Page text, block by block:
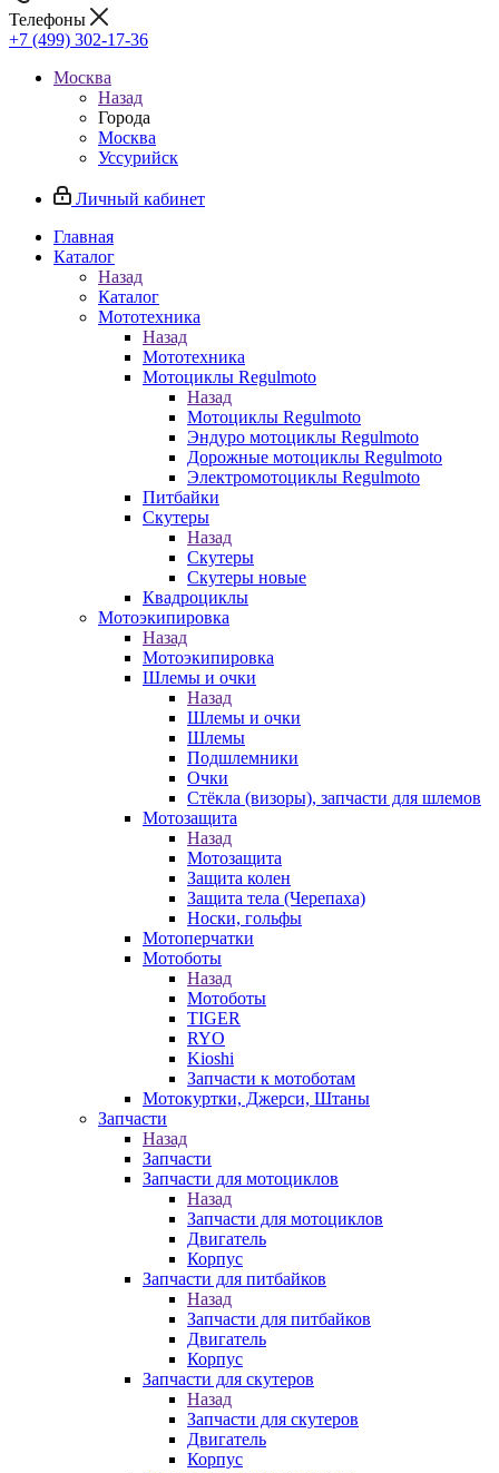
Телефоны
+7 (499) 302-17-36
Москва
Назад
Города
Москва
Уссурийск
Личный кабинет
Главная
Каталог
Назад
Каталог
Мототехника
Назад
Мототехника
Мотоциклы Regulmoto
Назад
Мотоциклы Regulmoto
Эндуро мотоциклы Regulmoto
Дорожные мотоциклы Regulmoto
Электромотоциклы Regulmoto
Питбайки
Скутеры
Назад
Скутеры
Скутеры новые
Квадроциклы
Мотоэкипировка
Назад
Мотоэкипировка
Шлемы и очки
Назад
Шлемы и очки
Шлемы
Подшлемники
Очки
Стёкла (визоры), запчасти для шлемов
Мотозащита
Назад
Мотозащита
Защита колен
Защита тела (Черепаха)
Носки, гольфы
Мотоперчатки
Мотоботы
Назад
Мотоботы
TIGER
RYO
Kioshi
Запчасти к мотоботам
Мотокуртки, Джерси, Штаны
Запчасти
Назад
Запчасти
Запчасти для мотоциклов
Назад
Запчасти для мотоциклов
Двигатель
Корпус
Запчасти для питбайков
Назад
Запчасти для питбайков
Двигатель
Корпус
Запчасти для скутеров
Назад
Запчасти для скутеров
Двигатель
Корпус